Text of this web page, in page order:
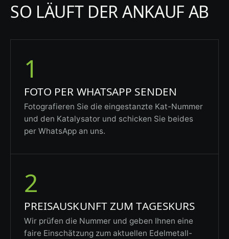
SO LÄUFT DER ANKAUF AB
1
FOTO PER WHATSAPP SENDEN
Fotografieren Sie die eingestanzte Kat-Nummer
und den Katalysator und schicken Sie beides
per WhatsApp an uns.
2
PREISAUSKUNFT ZUM TAGESKURS
Wir prüfen die Nummer und geben Ihnen eine
faire Einschätzung zum aktuellen Edelmetall-